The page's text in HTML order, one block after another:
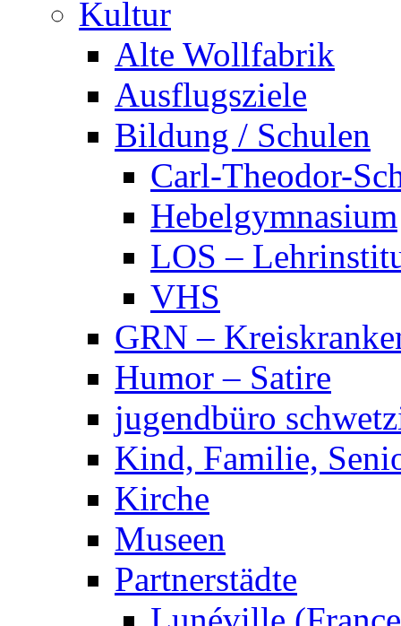
Kultur
Alte Wollfabrik
Ausflugsziele
Bildung / Schulen
Carl-Theodor-
Hebelgymnasium
LOS –
VHS
GRN –
Humor – Satire
jugendbüro
Kind, Familie,
Kirche
Museen
Partnerstädte